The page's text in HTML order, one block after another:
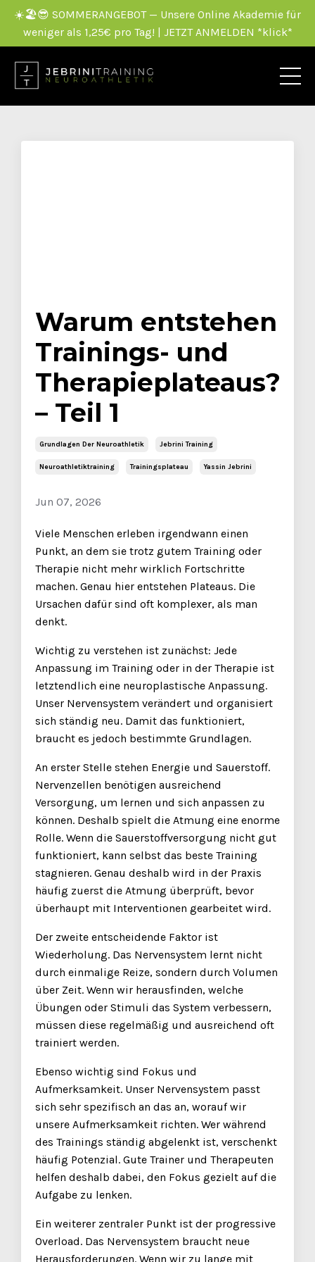
☀️🏖️😎 SOMMERANGEBOT — Unsere Online Akademie für
weniger als 1,25€ pro Tag! | JETZT ANMELDEN *klick*
Warum entstehen
Trainings- und
Therapieplateaus?
– Teil 1
Grundlagen Der Neuroathletik Jebrini Training
Neuroathletiktraining Trainingsplateau Yassin Jebrini
Jun 07, 2026
Viele Menschen erleben irgendwann einen
Punkt, an dem sie trotz gutem Training oder
Therapie nicht mehr wirklich Fortschritte
machen. Genau hier entstehen Plateaus. Die
Ursachen dafür sind oft komplexer, als man
denkt.
Wichtig zu verstehen ist zunächst: Jede
Anpassung im Training oder in der Therapie ist
letztendlich eine neuroplastische Anpassung.
Unser Nervensystem verändert und organisiert
sich ständig neu. Damit das funktioniert,
braucht es jedoch bestimmte Grundlagen.
An erster Stelle stehen Energie und Sauerstoff.
Nervenzellen benötigen ausreichend
Versorgung, um lernen und sich anpassen zu
können. Deshalb spielt die Atmung eine enorme
Rolle. Wenn die Sauerstoffversorgung nicht gut
funktioniert, kann selbst das beste Training
stagnieren. Genau deshalb wird in der Praxis
häufig zuerst die Atmung überprüft, bevor
überhaupt mit Interventionen gearbeitet wird.
Der zweite entscheidende Faktor ist
Wiederholung. Das Nervensystem lernt nicht
durch einmalige Reize, sondern durch Volumen
über Zeit. Wenn wir herausfinden, welche
Übungen oder Stimuli das System verbessern,
müssen diese regelmäßig und ausreichend oft
trainiert werden.
Ebenso wichtig sind Fokus und
Aufmerksamkeit. Unser Nervensystem passt
sich sehr spezifisch an das an, worauf wir
unsere Aufmerksamkeit richten. Wer während
des Trainings ständig abgelenkt ist, verschenkt
häufig Potenzial. Gute Trainer und Therapeuten
helfen deshalb dabei, den Fokus gezielt auf die
Aufgabe zu lenken.
Ein weiterer zentraler Punkt ist der progressive
Overload. Das Nervensystem braucht neue
Herausforderungen. Wenn wir zu lange mit